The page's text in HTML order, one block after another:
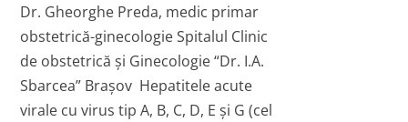
Dr. Gheorghe Preda, medic primar
obstetrică-ginecologie Spitalul Clinic
de obstetrică şi Ginecologie “Dr. I.A.
Sbarcea” Braşov Hepatitele acute
virale cu virus tip A, B, C, D, E şi G (cel